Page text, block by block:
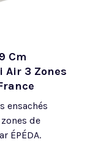
Cm
Air 3 Zones
ensachés
de
ÉPÉDA.